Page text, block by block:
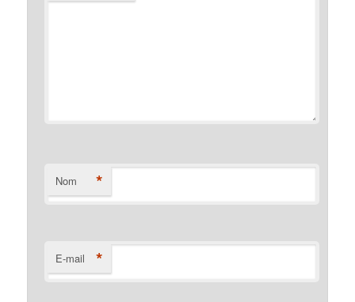
Nom *
E-mail *